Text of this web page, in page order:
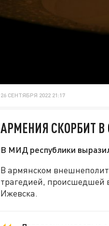
26 СЕНТЯБРЯ 2022 21:17
АРМЕНИЯ СКОРБИТ
В МИД республики
В армянском
трагедией, происшедшей
Ижевска.